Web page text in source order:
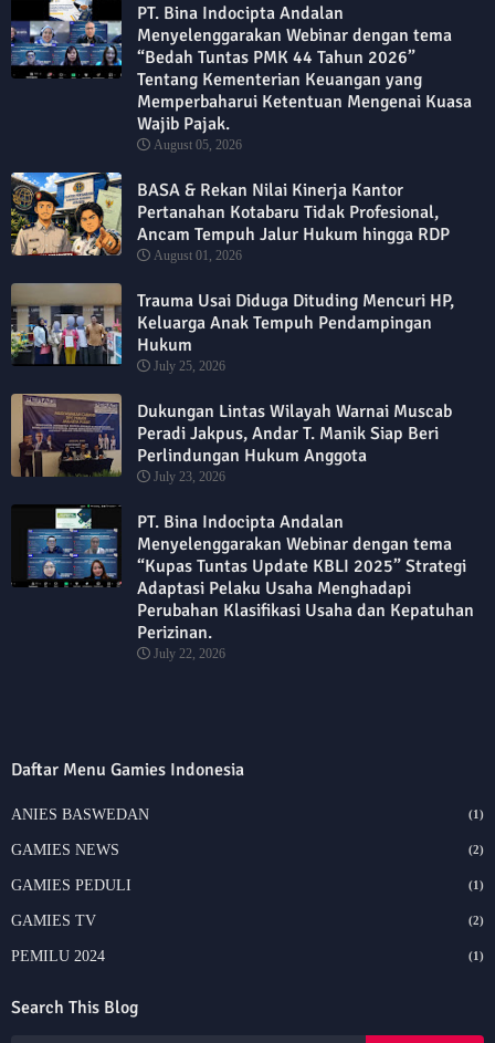
PT. Bina Indocipta Andalan
Menyelenggarakan Webinar dengan tema
“Bedah Tuntas PMK 44 Tahun 2026”
Tentang Kementerian Keuangan yang
Memperbaharui Ketentuan Mengenai Kuasa
Wajib Pajak.
August 05, 2026
BASA & Rekan Nilai Kinerja Kantor
Pertanahan Kotabaru Tidak Profesional,
Ancam Tempuh Jalur Hukum hingga RDP
August 01, 2026
Trauma Usai Diduga Dituding Mencuri HP,
Keluarga Anak Tempuh Pendampingan
Hukum
July 25, 2026
Dukungan Lintas Wilayah Warnai Muscab
Peradi Jakpus, Andar T. Manik Siap Beri
Perlindungan Hukum Anggota
July 23, 2026
PT. Bina Indocipta Andalan
Menyelenggarakan Webinar dengan tema
“Kupas Tuntas Update KBLI 2025” Strategi
Adaptasi Pelaku Usaha Menghadapi
Perubahan Klasifikasi Usaha dan Kepatuhan
Perizinan.
July 22, 2026
Daftar Menu Gamies Indonesia
ANIES BASWEDAN (1)
GAMIES NEWS (2)
GAMIES PEDULI (1)
GAMIES TV (2)
PEMILU 2024 (1)
Search This Blog